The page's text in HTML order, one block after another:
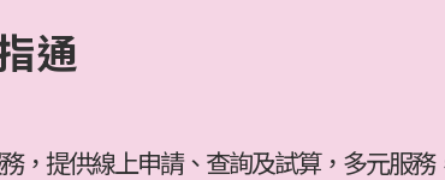
通
，提供線上申請、查詢及試算，多元服務